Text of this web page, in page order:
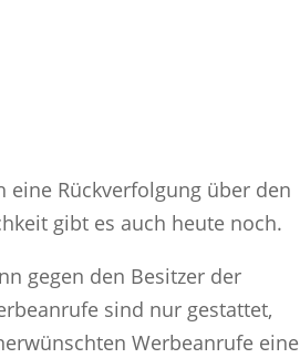
eine Rückverfolgung über den
gibt es auch heute noch.
gegen den Besitzer der
sind nur gestattet,
Werbeanrufe eine